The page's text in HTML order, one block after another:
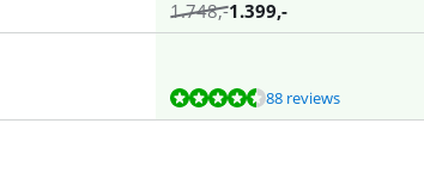
1.748,-1.399,-
88 reviews